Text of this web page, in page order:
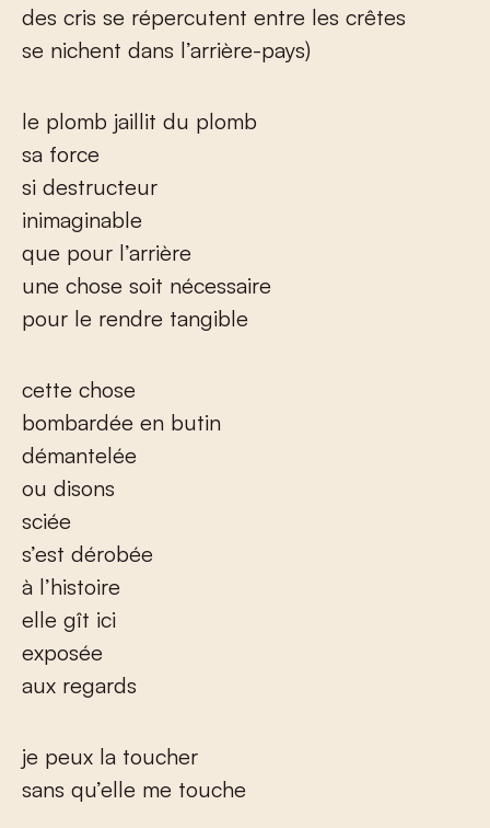
des cris se répercutent entre les crêtes
se nichent dans l’arrière-pays)
le plomb jaillit du plomb
sa force
si destructeur
inimaginable
que pour l’arrière
une chose soit nécessaire
pour le rendre tangible
cette chose
bombardée en butin
démantelée
ou disons
sciée
s’est dérobée
à l’histoire
elle gît ici
exposée
aux regards
je peux la toucher
sans qu’elle me touche